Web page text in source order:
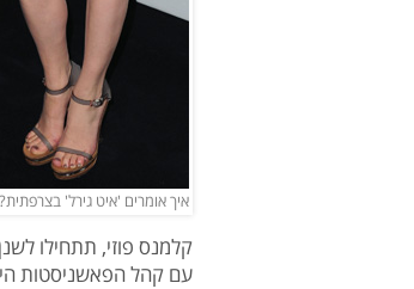
איך אומרים 'איט גירל'
קלמנס פוזי, תתחילו
עם קהל הפאשניסטות